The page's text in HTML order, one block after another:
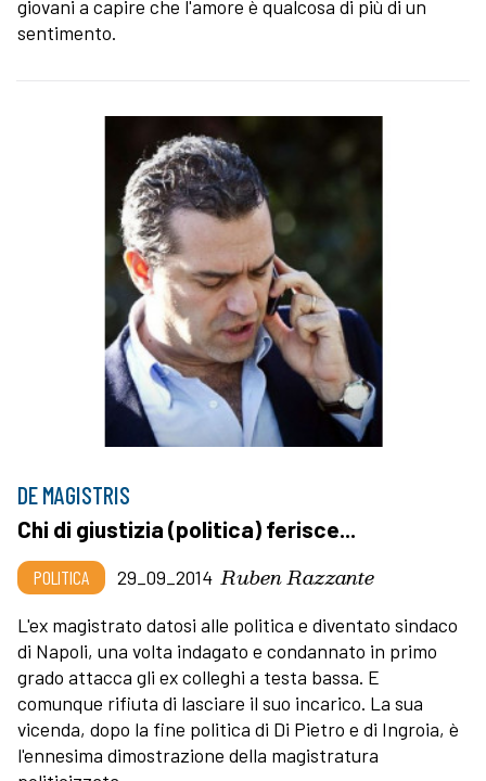
giovani a capire che l'amore è qualcosa di più di un
sentimento.
DE MAGISTRIS
Chi di giustizia (politica) ferisce...
POLITICA 29_09_2014 Ruben Razzante
L'ex magistrato datosi alle politica e diventato sindaco
di Napoli, una volta indagato e condannato in primo
grado attacca gli ex colleghi a testa bassa. E
comunque rifiuta di lasciare il suo incarico. La sua
vicenda, dopo la fine politica di Di Pietro e di Ingroia, è
l'ennesima dimostrazione della magistratura